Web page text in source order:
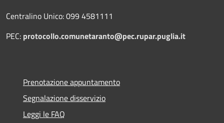
Centralino Unico: 099 4581111
PEC: protocollo.comunetaranto@pec.rupar.puglia.it
Prenotazione appuntamento
Segnalazione disservizio
Leggi le FAQ